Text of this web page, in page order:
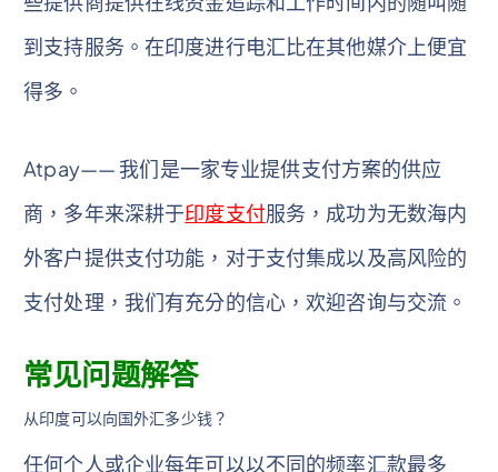
到支持服务。在印度进行电汇比在其他媒介上便宜
得多。
Atpay—— 我们是一家专业提供支付方案的供应
商，多年来深耕于印度支付服务，成功为无数海内
外客户提供支付功能，对于支付集成以及高风险的
支付处理，我们有充分的信心，欢迎咨询与交流。
常见问题解答
从印度可以向国外汇多少钱？
任何个人或企业每年可以以不同的频率汇款最多